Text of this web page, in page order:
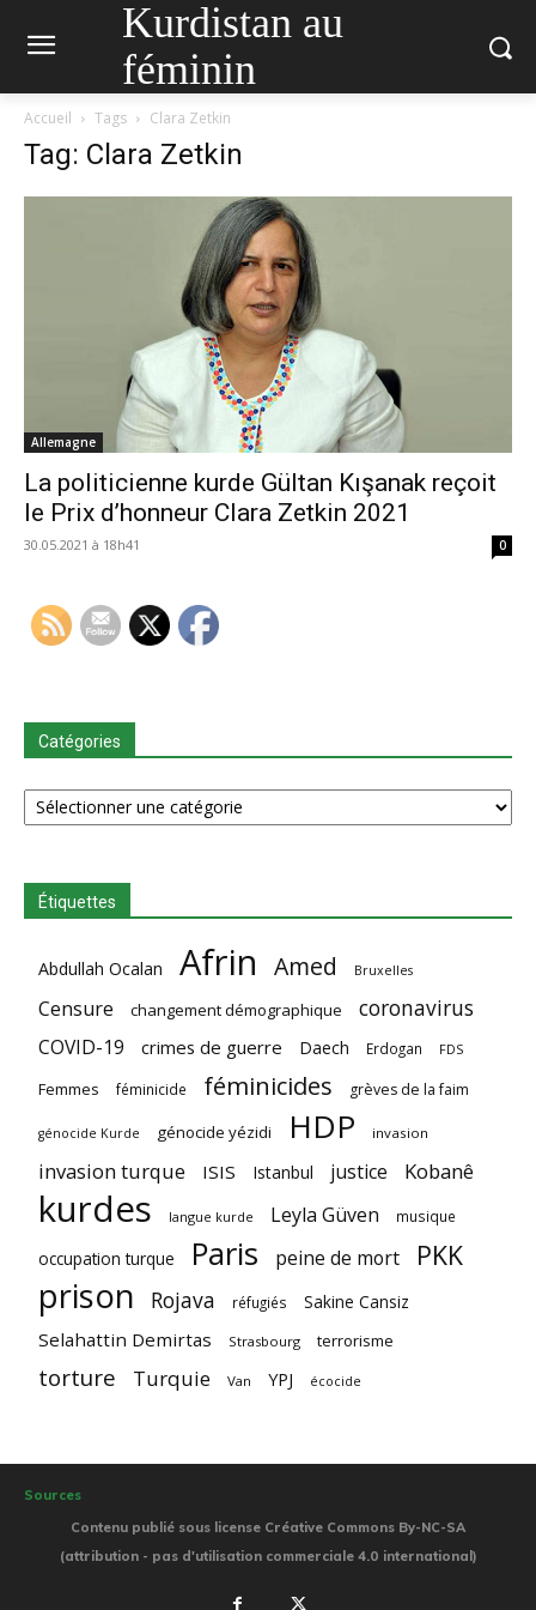
Kurdistan au
féminin
Accueil Tags Clara Zetkin
Tag: Clara Zetkin
Allemagne
La politicienne kurde Gültan Kışanak reçoit
le Prix d’honneur Clara Zetkin 2021
30.05.2021 à 18h41 0
Catégories
Catégories
Étiquettes
Abdullah Ocalan Afrin Amed Bruxelles
Censure changement démographique coronavirus
COVID-19 crimes de guerre Daech Erdogan FDS
Femmes féminicide féminicides grèves de la faim
génocide Kurde génocide yézidi HDP invasion
invasion turque ISIS Istanbul justice Kobanê
kurdes langue kurde Leyla Güven musique
occupation turque Paris peine de mort PKK
prison Rojava réfugiés Sakine Cansiz
Selahattin Demirtas Strasbourg terrorisme
torture Turquie Van YPJ écocide
Sources
Contenu publié sous license Créative Commons By-NC-SA
(attribution - pas d'utilisation commerciale 4.0 international)